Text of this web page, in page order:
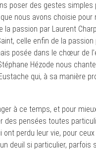
poser des gestes
nous avons choisie pour
passion par Laurent
celle enfin de la
posée dans le chœur de
Hézode nous
qui, à sa manière
à ce temps, et pour
des pensées toutes
perdu leur vie, pour
deuil si particulier, parfois